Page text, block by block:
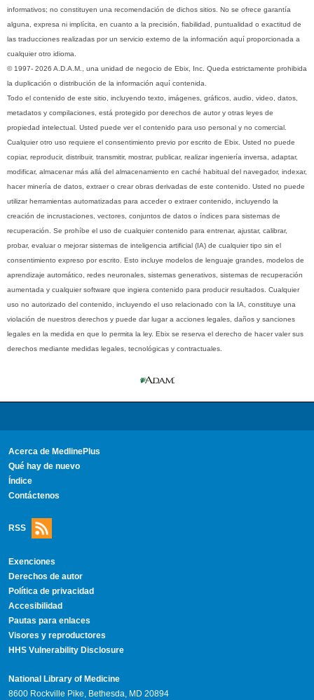
informativos; no constituyen una recomendación de dichos sitios. No se ofrece garantía
alguna, expresa ni implícita, en cuanto a la precisión, fiabilidad, puntualidad o exactitud de
las traducciones realizadas por un servicio externo de la información aquí proporcionada a
cualquier otro idioma.
© 1997- 2026 A.D.A.M., una unidad de negocio de Ebix, Inc. Queda estrictamente prohibida
la duplicación o distribución de la información aquí contenida.
Todo el contenido de este sitio, incluyendo texto, imágenes, gráficos, audio, video, datos,
metadatos y compilaciones, está protegido por derechos de autor y otras leyes de
propiedad intelectual. Usted puede ver el contenido para uso personal y no comercial.
Cualquier otro uso requiere el consentimiento previo por escrito de Ebix. Usted no puede
copiar, reproducir, distribuir, transmitir, mostrar, publicar, realizar ingeniería inversa, adaptar,
modificar, almacenar más allá del almacenamiento en caché habitual del navegador, indexar,
hacer minería de datos, extraer o crear obras derivadas de este contenido. Usted no puede
utilizar herramientas automatizadas para acceder o extraer contenido, incluyendo la
creación de incrustaciones, vectores, conjuntos de datos o índices para sistemas de
recuperación. Se prohíbe el uso de cualquier contenido para entrenar, ajustar, calibrar,
probar, evaluar o mejorar sistemas de inteligencia artificial (IA) de cualquier tipo sin el
consentimiento expreso por escrito. Esto incluye modelos de lenguaje grandes, modelos de
aprendizaje automático, redes neuronales, sistemas generativos, sistemas de recuperación
aumentada y cualquier software que ingiera contenido para producir resultados. Cualquier
uso no autorizado del contenido, incluyendo el uso relacionado con la IA, constituye una
violación de nuestros derechos y puede dar lugar a acciones legales, daños y sanciones
legales en la medida en que lo permita la ley. Ebix se reserva el derecho de hacer valer sus
derechos mediante medidas legales, tecnológicas y contractuales.
Acerca de MedlinePlus
Qué hay de nuevo
Índice
Contáctenos
RSS
Exenciones
Derechos de autor
Política de privacidad
Accesibilidad
Pautas para enlaces
Visores y reproductores
HHS Vulnerability Disclosure
National Library of Medicine
8600 Rockville Pike, Bethesda, MD 20894